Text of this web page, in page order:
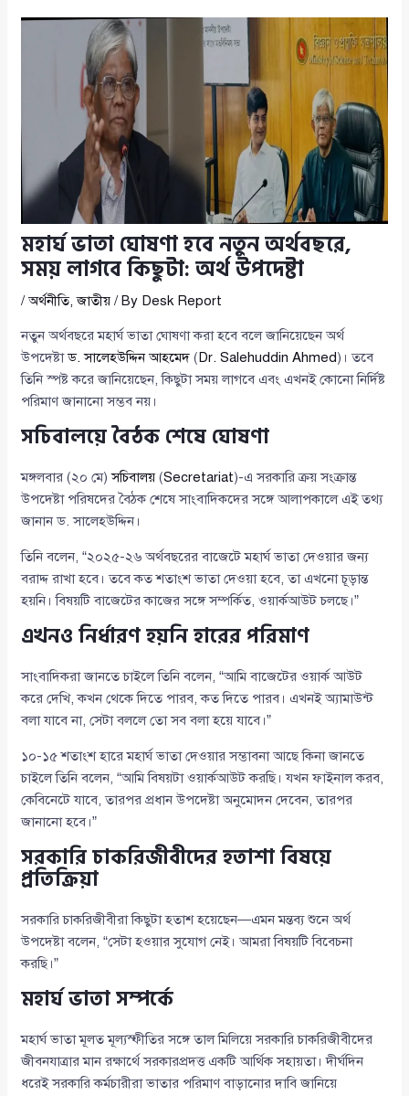
মহার্ঘ ভাতা ঘোষণা হবে নতুন অর্থবছরে,
সময় লাগবে কিছুটা: অর্থ উপদেষ্টা
/অর্থনীতি,জাতীয় / By Desk Report
নতুন অর্থবছরে মহার্ঘ ভাতা ঘোষণা করা হবে বলে জানিয়েছেন অর্থ
উপদেষ্টাড. সালেহউদ্দিন আহমেদ ( Dr. Salehuddin Ahmed)। তবে
তিনি স্পষ্ট করে জানিয়েছেন, কিছুটা সময় লাগবে এবং এখনই কোনো নির্দিষ্ট
পরিমাণ জানানো সম্ভব নয়।
সচিবালয়ে বৈঠক শেষে ঘোষণা
মঙ্গলবার (২০ মে)সচিবালয় (Secretariat)-এ সরকারি ক্রয় সংক্রান্ত
উপদেষ্টা পরিষদের বৈঠক শেষে সাংবাদিকদের সঙ্গে আলাপকালে এই তথ্য
জানান ড. সালেহউদ্দিন।
তিনি বলেন, “২০২৫-২৬ অর্থবছরের বাজেটে মহার্ঘ ভাতা দেওয়ার জন্য
বরাদ্দ রাখা হবে। তবে কত শতাংশ ভাতা দেওয়া হবে, তা এখনো চূড়ান্ত
হয়নি। বিষয়টি বাজেটের কাজের সঙ্গে সম্পর্কিত, ওয়ার্কআউট চলছে।”
এখনও নির্ধারণ হয়নি হারের পরিমাণ
সাংবাদিকরা জানতে চাইলে তিনি বলেন, “আমি বাজেটের ওয়ার্ক আউট
করে দেখি, কখন থেকে দিতে পারব, কত দিতে পারব। এখনই অ্যামাউন্ট
বলা যাবে না, সেটা বললে তো সব বলা হয়ে যাবে।”
১০-১৫ শতাংশ হারে মহার্ঘ ভাতা দেওয়ার সম্ভাবনা আছে কিনা জানতে
চাইলে তিনি বলেন, “আমি বিষয়টা ওয়ার্কআউট করছি। যখন ফাইনাল করব,
কেবিনেটে যাবে, তারপর প্রধান উপদেষ্টা অনুমোদন দেবেন, তারপর
জানানো হবে।”
সরকারি চাকরিজীবীদের হতাশা বিষয়ে
প্রতিক্রিয়া
সরকারি চাকরিজীবীরা কিছুটা হতাশ হয়েছেন—এমন মন্তব্য শুনে অর্থ
উপদেষ্টা বলেন, “সেটা হওয়ার সুযোগ নেই। আমরা বিষয়টি বিবেচনা
করছি।”
মহার্ঘ ভাতা সম্পর্কে
মহার্ঘ ভাতা মূলত মূল্যস্ফীতির সঙ্গে তাল মিলিয়ে সরকারি চাকরিজীবীদের
জীবনযাত্রার মান রক্ষার্থে সরকারপ্রদত্ত একটি আর্থিক সহায়তা। দীর্ঘদিন
ধরেই সরকারি কর্মচারীরা ভাতার পরিমাণ বাড়ানোর দাবি জানিয়ে